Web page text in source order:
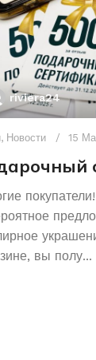
riviera24
, Новости 15
вы полу...